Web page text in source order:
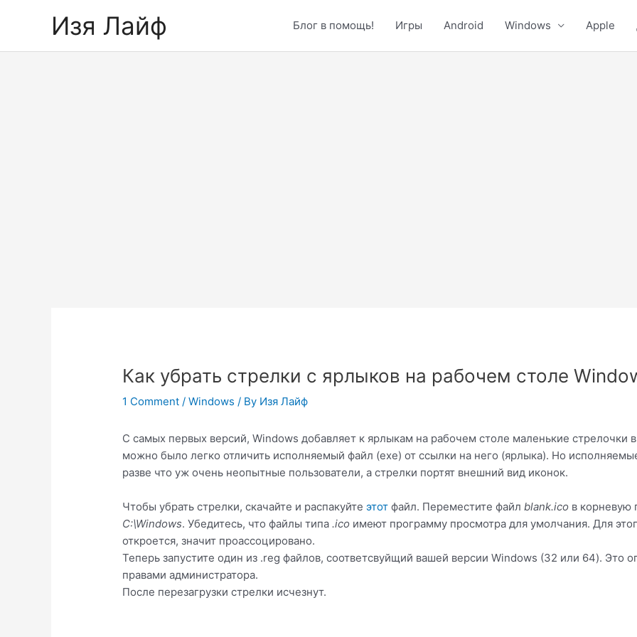
Изя Лайф Блог в помощь! Игры Android Windows Apple
Как убрать стрелки с ярлыков на рабочем столе
1 Comment /Windows / By Изя Лайф
С самых первых версий, Windows добавляет к ярлыкам на рабочем столе маленькие стрелочки
можно было легко отличить исполняемый файл (exe) от ссылки на него (ярлыка). Но
разве что уж очень неопытные пользователи, а стрелки портят внешний вид иконок.
Чтобы убрать стрелки, скачайте и распакуйтеэтот файл. Переместите файлblank.ico в корневую
C:\Windows. Убедитесь, что файлы типа.ico имеют программу просмотра для умолчания. Для
откроется, значит проассоцировано.
Теперь запустите один из .reg файлов, соответсвуйщий вашей версии Windows (32 или 64). Это
правами администратора.
После перезагрузки стрелки исчезнут.